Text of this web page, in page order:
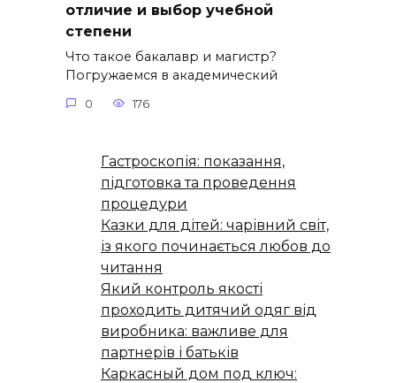
отличие и выбор учебной
степени
Что такое бакалавр и магистр?
Погружаемся в академический
0 176
Гастроскопія: показання,
підготовка та проведення
процедури
Казки для дітей: чарівний світ,
із якого починається любов до
читання
Який контроль якості
проходить дитячий одяг від
виробника: важливе для
партнерів і батьків
Каркасный дом под ключ: